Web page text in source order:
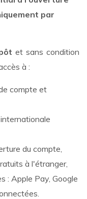
par
et sans condition
à :
compte et
du compte,
à l'étranger,
: Apple Pay, Google